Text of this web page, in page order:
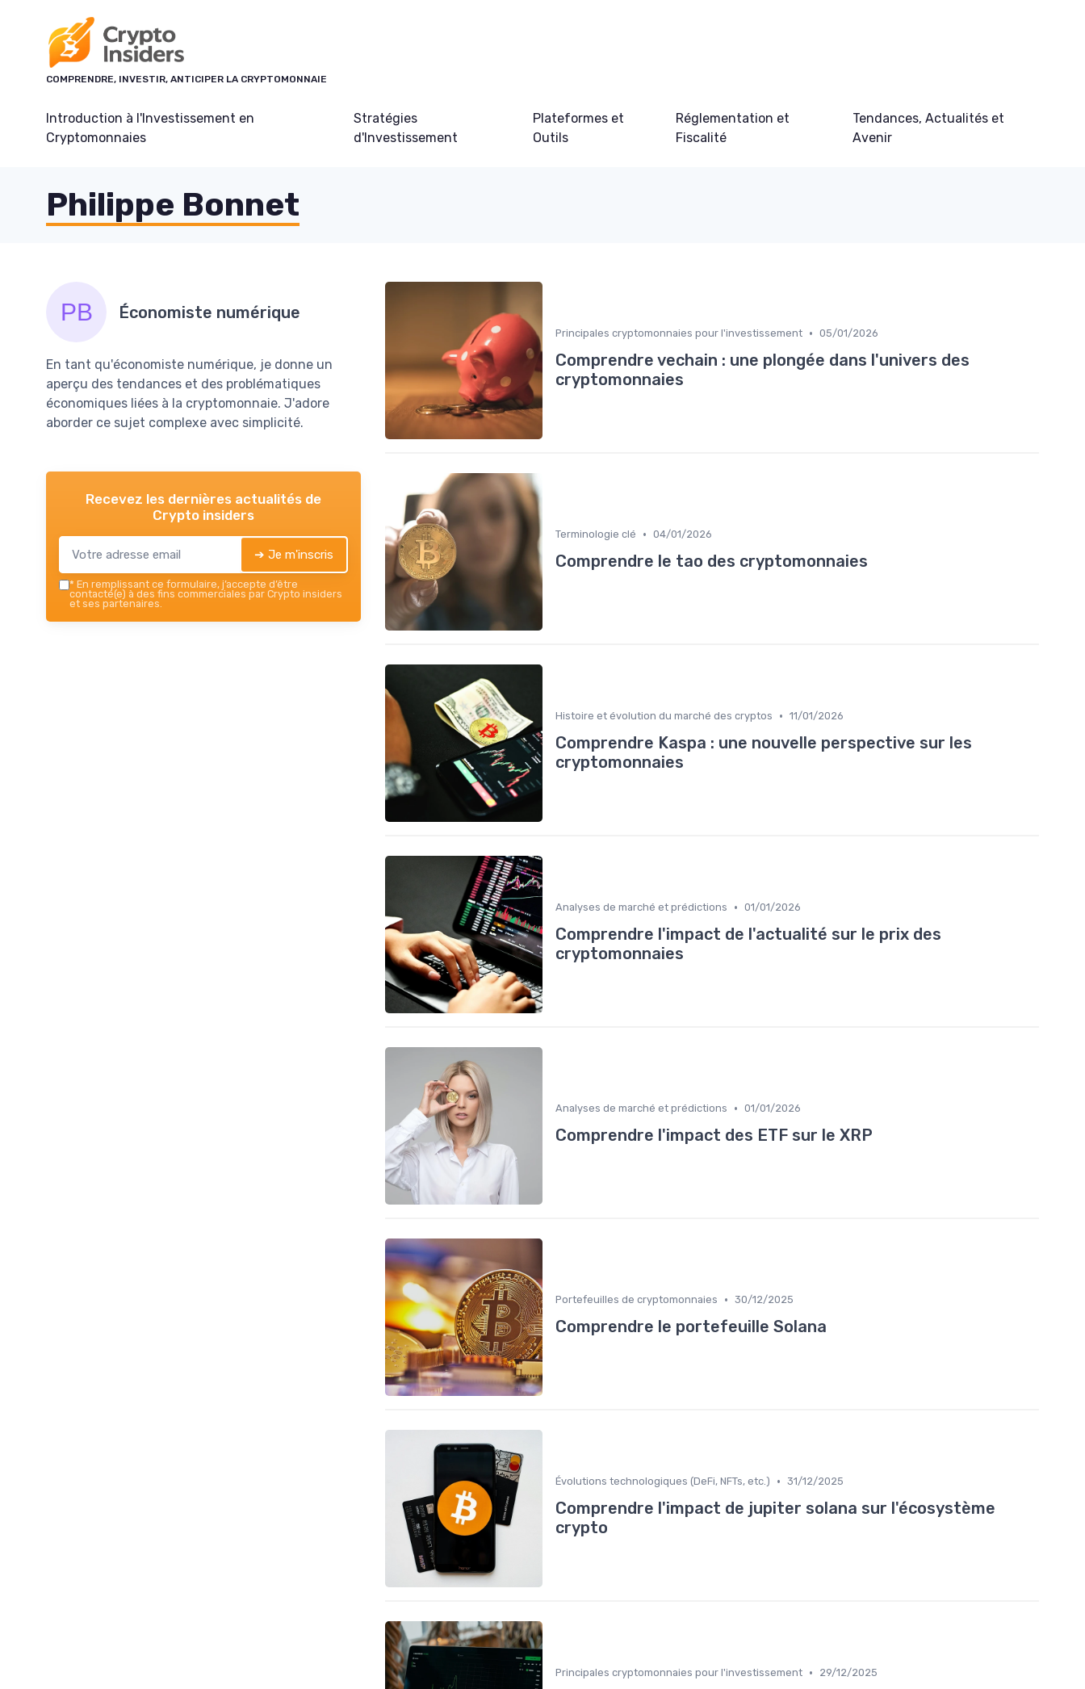
COMPRENDRE, INVESTIR, ANTICIPER LA CRYPTOMONNAIE
Introduction à l'Investissement en
Cryptomonnaies
Stratégies
d'Investissement
Plateformes et
Outils
Réglementation et
Fiscalité
Tendances, Actualités et
Avenir
Philippe Bonnet
Économiste numérique
En tant qu'économiste numérique, je donne un
aperçu des tendances et des problématiques
économiques liées à la cryptomonnaie. J'adore
aborder ce sujet complexe avec simplicité.
Recevez les dernières actualités de
Crypto insiders
➔ Je m'inscris
* En remplissant ce formulaire, j’accepte d’être
contacté(e) à des fins commerciales par Crypto insiders
et ses partenaires.
Principales cryptomonnaies pour l'investissement • 05/01/2026
Comprendre vechain : une plongée dans l'univers des
cryptomonnaies
Terminologie clé • 04/01/2026
Comprendre le tao des cryptomonnaies
Histoire et évolution du marché des cryptos • 11/01/2026
Comprendre Kaspa : une nouvelle perspective sur les
cryptomonnaies
Analyses de marché et prédictions • 01/01/2026
Comprendre l'impact de l'actualité sur le prix des
cryptomonnaies
Analyses de marché et prédictions • 01/01/2026
Comprendre l'impact des ETF sur le XRP
Portefeuilles de cryptomonnaies • 30/12/2025
Comprendre le portefeuille Solana
Évolutions technologiques (DeFi, NFTs, etc.) • 31/12/2025
Comprendre l'impact de jupiter solana sur l'écosystème
crypto
Principales cryptomonnaies pour l'investissement • 29/12/2025